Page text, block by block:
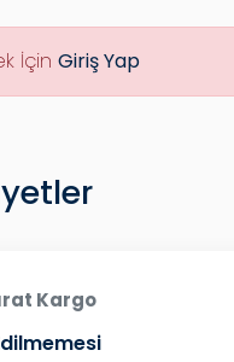
İçin Giriş Yap
Kargo